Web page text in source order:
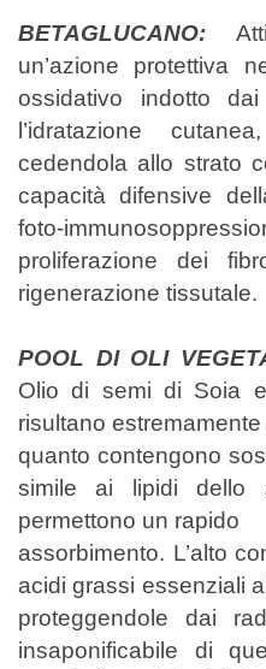
BETAGLUCANO:
un’azione protettiva
ossidativo indotto
l’idratazione
cedendola allo strato
capacità difensive
foto-
proliferazione dei
rigenerazione tissutale.
POOL DI OLI
Olio di semi di Soia
risultano
quanto contengono
simile ai lipidi dello
permettono un rapido
assorbimento. L’alto
acidi grassi essenziali
proteggendole dai
insaponificabile di